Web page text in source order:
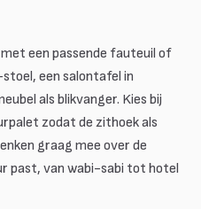
een passende fauteuil of
een salontafel in
als blikvanger. Kies bij
zodat de zithoek als
graag mee over de
past, van wabi-sabi tot hotel